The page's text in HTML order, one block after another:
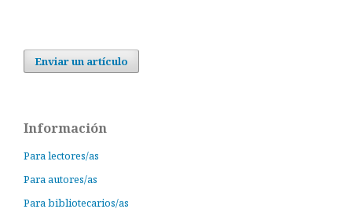
Enviar un artículo
Información
Para lectores/as
Para autores/as
Para bibliotecarios/as